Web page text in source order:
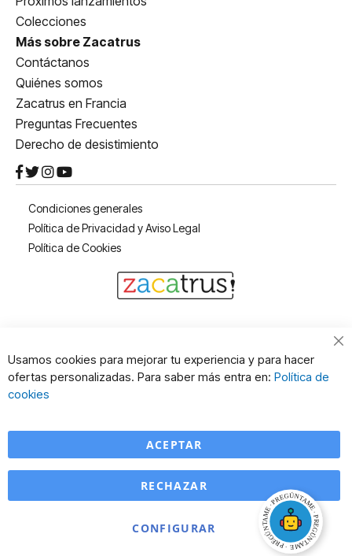
Colecciones
Más sobre Zacatrus
Contáctanos
Quiénes somos
Zacatrus en Francia
Preguntas Frecuentes
Derecho de desistimiento
Condiciones generales
Política de Privacidad y Aviso Legal
Política de Cookies
Usamos cookies para mejorar tu experiencia y para hacer
ofertas personalizadas. Para saber más entra en: Política de
cookies
ACEPTAR
CONFIGURAR
RECHAZAR